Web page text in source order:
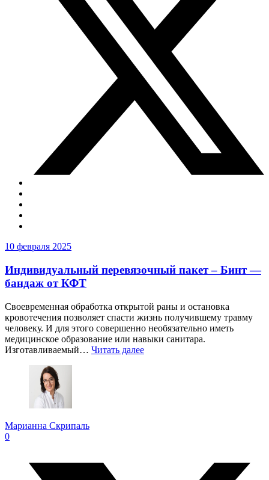
10 февраля 2025
Индивидуальный перевязочный пакет – Бинт —
бандаж от КФТ
Своевременная обработка открытой раны и остановка
кровотечения позволяет спасти жизнь получившему травму
человеку. И для этого совершенно необязательно иметь
медицинское образование или навыки санитара.
Изготавливаемый… Читать далее
Марианна Скрипаль
0